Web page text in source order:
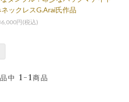
ックレスG.Arai氏作品
円(税込)
中 1-1商品